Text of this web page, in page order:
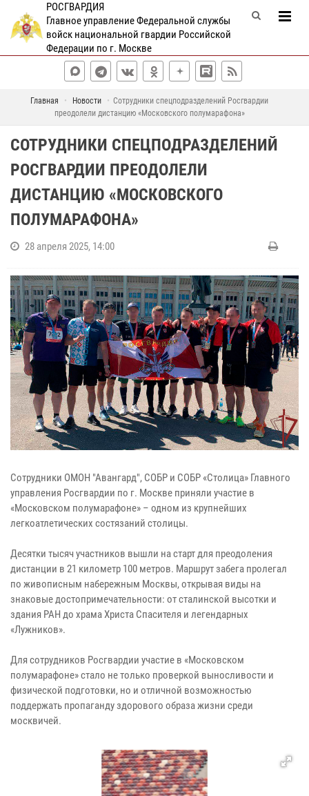
РОСГВАРДИЯ
Главное управление Федеральной службы
войск национальной гвардии Российской
Федерации по г. Москве
Главная Новости
Сотрудники спецподразделений Росгвардии
преодолели дистанцию «Московского полумарафона»
СОТРУДНИКИ СПЕЦПОДРАЗДЕЛЕНИЙ
РОСГВАРДИИ ПРЕОДОЛЕЛИ
ДИСТАНЦИЮ «МОСКОВСКОГО
ПОЛУМАРАФОНА»
28 апреля 2025, 14:00
Сотрудники ОМОН "Авангард", СОБР и СОБР «Столица» Главного
управления Росгвардии по г. Москве приняли участие в
«Московском полумарафоне» – одном из крупнейших
легкоатлетических состязаний столицы.
Десятки тысяч участников вышли на старт для преодоления
дистанции в 21 километр 100 метров. Маршрут забега пролегал
по живописным набережным Москвы, открывая виды на
знаковые достопримечательности: от сталинской высотки и
здания РАН до храма Христа Спасителя и легендарных
«Лужников».
Для сотрудников Росгвардии участие в «Московском
полумарафоне» стало не только проверкой выносливости и
физической подготовки, но и отличной возможностью
поддержать пропаганду здорового образа жизни среди
москвичей.